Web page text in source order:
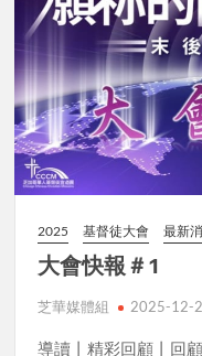
2025 基督徒大會 最新
大會快報＃1
芝華媒體組 2025-12-
導讀丨精彩回顧丨回